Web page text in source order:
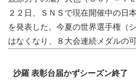
２２日、ＳＮＳで現在開催中の日
を発表した。今夏の世界選手権（
はなくなり、８大会連続メダルの
沙羅 表彰台届かずシーズン終了